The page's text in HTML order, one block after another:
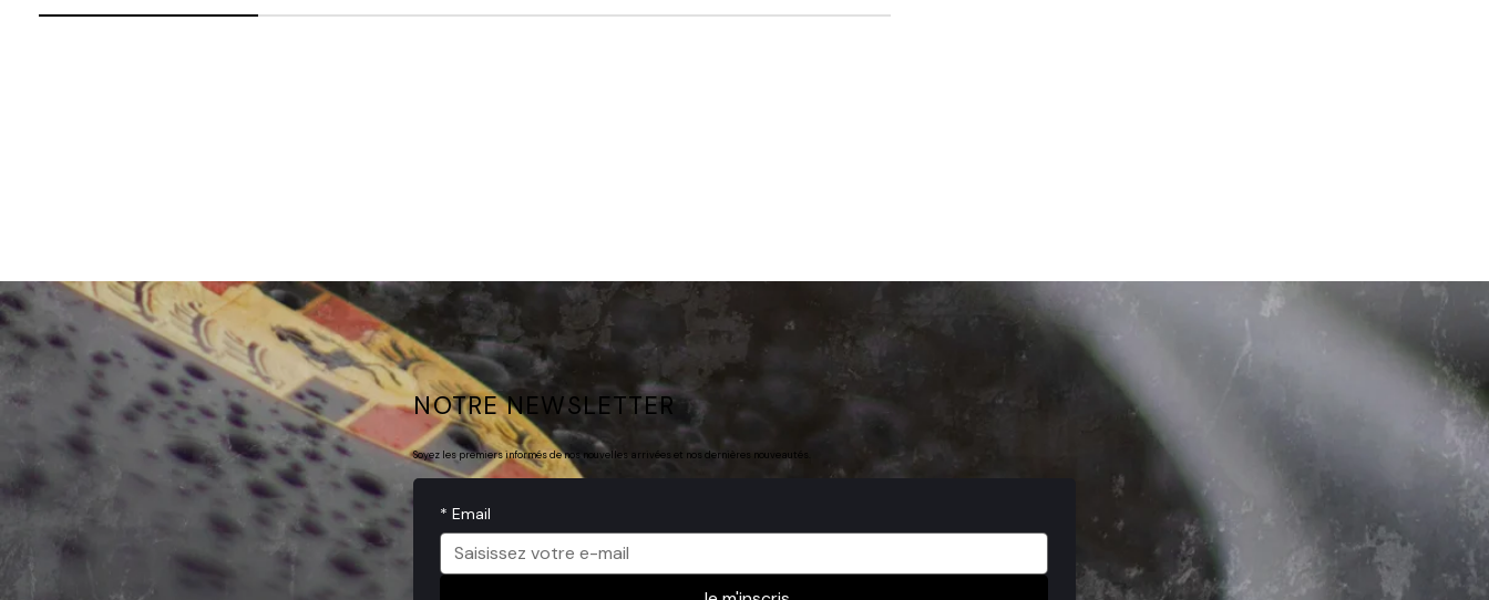
NOTRE NEWSLETTER
Soyez les premiers informés de nos nouvelles arrivées et nos dernières nouveautés.
* Email